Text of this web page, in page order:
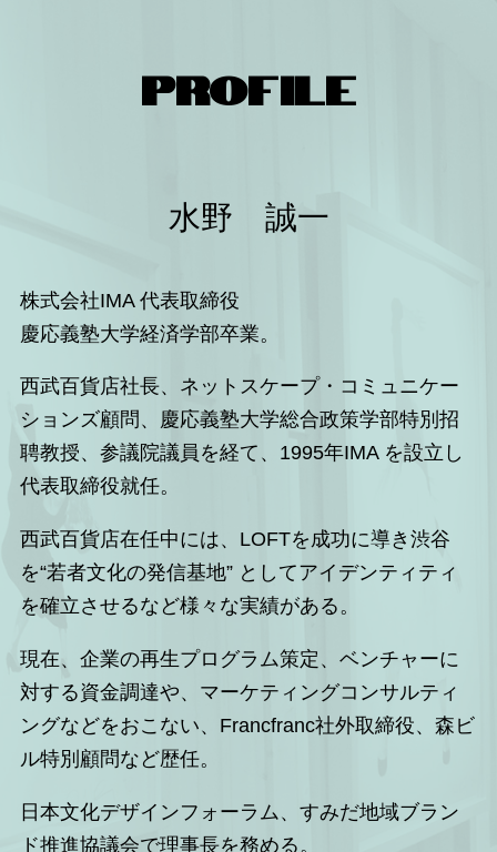
PROFILE
水野 誠一
株式会社IMA 代表取締役
慶応義塾大学経済学部卒業。
西武百貨店社長、ネットスケープ・コミュニケー
ションズ顧問、慶応義塾大学総合政策学部特別招
聘教授、参議院議員を経て、1995年IMA を設立し
代表取締役就任。
西武百貨店在任中には、LOFTを成功に導き渋谷
を“若者文化の発信基地” としてアイデンティティ
を確立させるなど様々な実績がある。
現在、企業の再生プログラム策定、ベンチャーに
対する資金調達や、マーケティングコンサルティ
ングなどをおこない、Francfranc社外取締役、森ビ
ル特別顧問など歴任。
日本文化デザインフォーラム、すみだ地域ブラン
ド推進協議会で理事長を務める。